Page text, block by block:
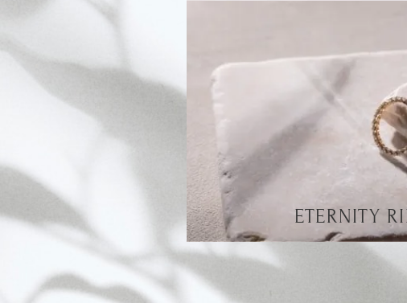
ETERNITY